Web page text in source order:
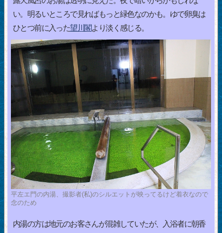
い。明るいところで見ればもっと緑色なのかも。ゆで卵臭は
ひとつ前に入った望川閣より淡く感じる。
平左エ門の内湯、撮影者(私)のシルエットが映ってるけど着衣なので
念のため
内湯の方は地元のお客さんが混雑していたが、入浴者に朝香